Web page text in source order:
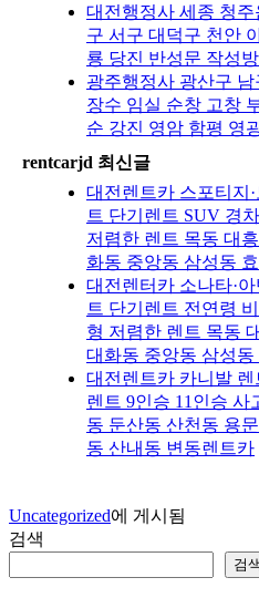
대전행정사 세종 청
구 서구 대덕구 천안
룡 당진 반성문 작성
광주행정사 광산구
장수 임실 순창 고창
순 강진 영암 함평 영
rentcarjd 최신글
대전렌트카 스포티지
트 단기렌트 SUV 경
저렴한 렌트 목동 대
화동 중앙동 삼성동
대전렌터카 소나타·
트 단기렌트 전연령
형 저렴한 렌트 목동
대화동 중앙동 삼성
대전렌트카 카니발 렌
렌트 9인승 11인승 사
동 둔산동 산천동 용
동 산내동 변동렌트카
Uncategorized에 게시됨
검색
검색